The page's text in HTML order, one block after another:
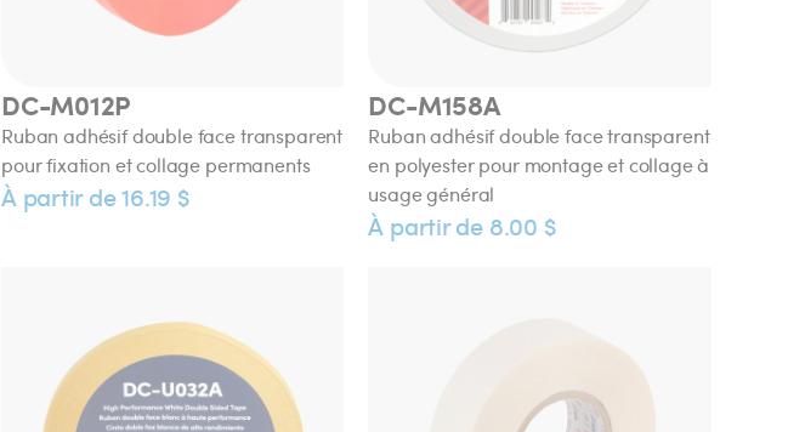
DC-M012P
Ruban adhésif double face transparent
pour fixation et collage permanents
À partir de 16.19 $
DC-M158A
Ruban adhésif double face transparent
en polyester pour montage et collage à
usage général
À partir de 8.00 $